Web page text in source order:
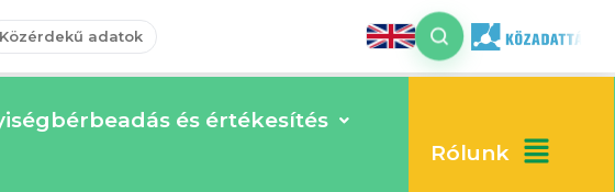
Közérdekű adatok
és értékesítés
Rólunk
u. 24.